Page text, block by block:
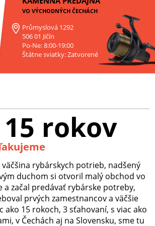
VO VÝCHODNÝCH ČECHÁCH
Průmyslová 1292
506 01 Jičín
Po-Ne: 8:00-19:00
Štátne sviatky: Zatvorené
rokov
väčšina rybárskych potrieb, nadšený
duchom si otvoril malý obchod vo
a začal predávať rybárske potreby,
prvých zamestnancov a väčšie
ako 15 rokoch, 3 sťahovaní, s viac ako
v Čechách aj na Slovensku, sme tu